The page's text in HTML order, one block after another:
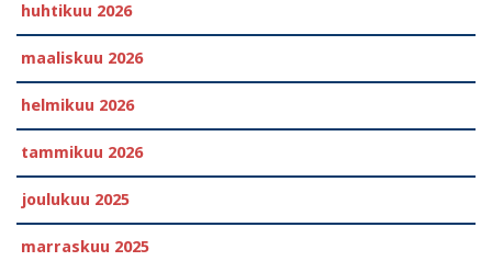
huhtikuu 2026
maaliskuu 2026
helmikuu 2026
tammikuu 2026
joulukuu 2025
marraskuu 2025